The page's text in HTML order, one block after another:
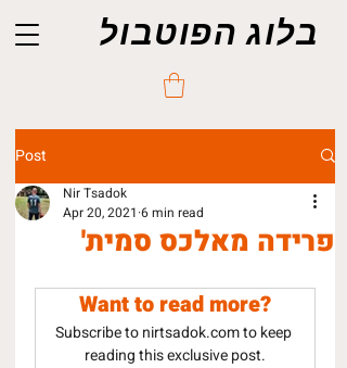
בלוג הפוטבול
Post
פרידה מאלכס סמית'
Nir Tsadok
Apr 20, 2021 6 min read
Want to read more?
Subscribe to nirtsadok.com to keep
reading this exclusive post.